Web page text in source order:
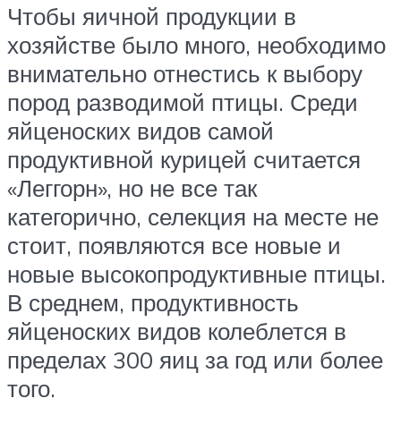
Чтобы яичной продукции в
хозяйстве было много, необходимо
внимательно отнестись к выбору
пород разводимой птицы. Среди
яйценоских видов самой
продуктивной курицей считается
«Леггорн», но не все так
категорично, селекция на месте не
стоит, появляются все новые и
новые высокопродуктивные птицы.
В среднем, продуктивность
яйценоских видов колеблется в
пределах 300 яиц за год или более
того.